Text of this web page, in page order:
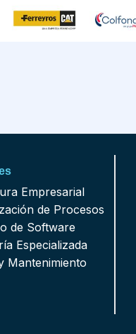
Empresarial
de Procesos
de Software
Especializada
Mantenimiento